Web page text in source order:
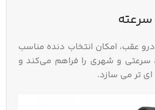
۳ طبق جلو و ۸ خودرو عقب، امکان انتخاب دنده مناسب
سرعتی و شهری را فراهم می‌کند و
ای‌ تر می‌ سازد.